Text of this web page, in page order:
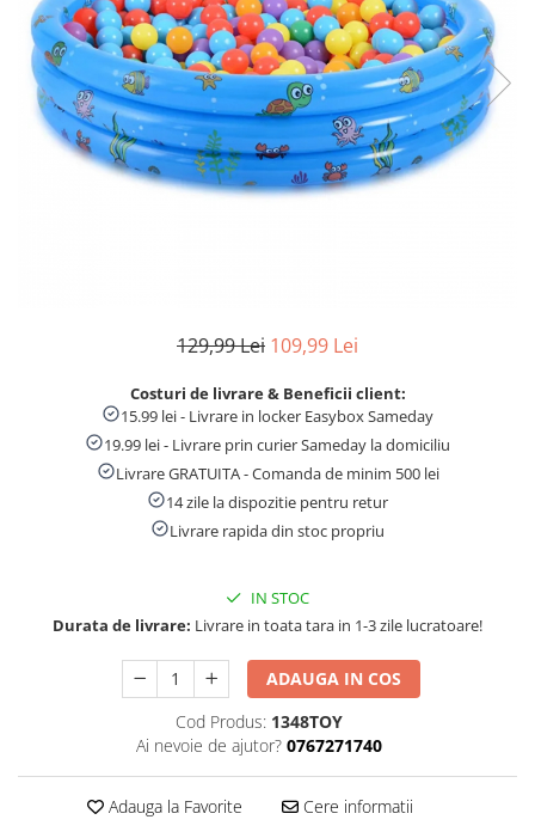
Tablite educative
129,99 Lei 109,99 Lei
Costuri de livrare & Beneficii client:
15.99 lei - Livrare in locker Easybox Sameday
19.99 lei - Livrare prin curier Sameday la domiciliu
Livrare GRATUITA - Comanda de minim 500 lei
14 zile la dispozitie pentru retur
Livrare rapida din stoc propriu
IN STOC
Durata de livrare: Livrare in toata tara in 1-3 zile lucratoare!
ADAUGA IN COS
Cod Produs: 1348TOY
Ai nevoie de ajutor? 0767271740
Adauga la Favorite Cere informatii